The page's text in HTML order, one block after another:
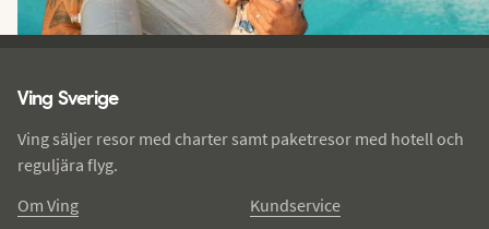
Ving Sverige
Ving säljer resor med charter samt paketresor med hotell och
reguljära flyg.
Om Ving
Kundservice